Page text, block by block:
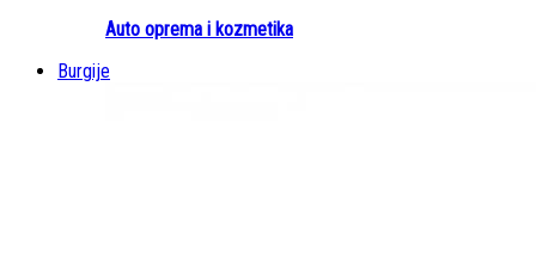
Auto oprema i kozmetika
Burgije